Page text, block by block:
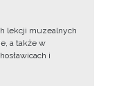
lekcji muzealnych
a także w
i